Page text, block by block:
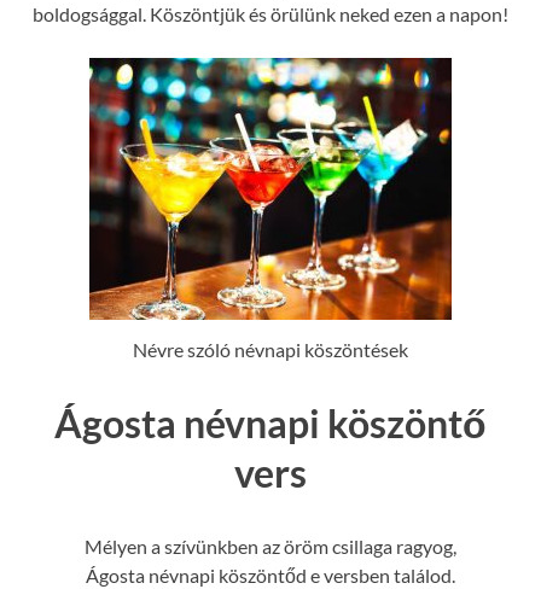
boldogsággal. Köszöntjük és örülünk neked ezen a napon!
Névre szóló névnapi köszöntések
Ágosta névnapi köszöntő
vers
Mélyen a szívünkben az öröm csillaga ragyog,
Ágosta névnapi köszöntőd e versben találod.